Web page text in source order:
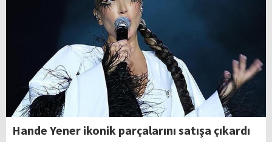
Hande Yener ikonik parçalarını satışa çıkardı